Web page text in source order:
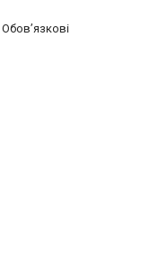
Обов’язкові